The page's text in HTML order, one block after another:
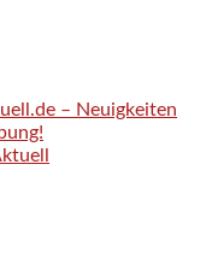
– Neuigkeiten